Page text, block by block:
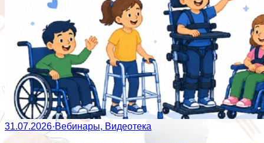
31.07.2026·Вебинары, Видеотека